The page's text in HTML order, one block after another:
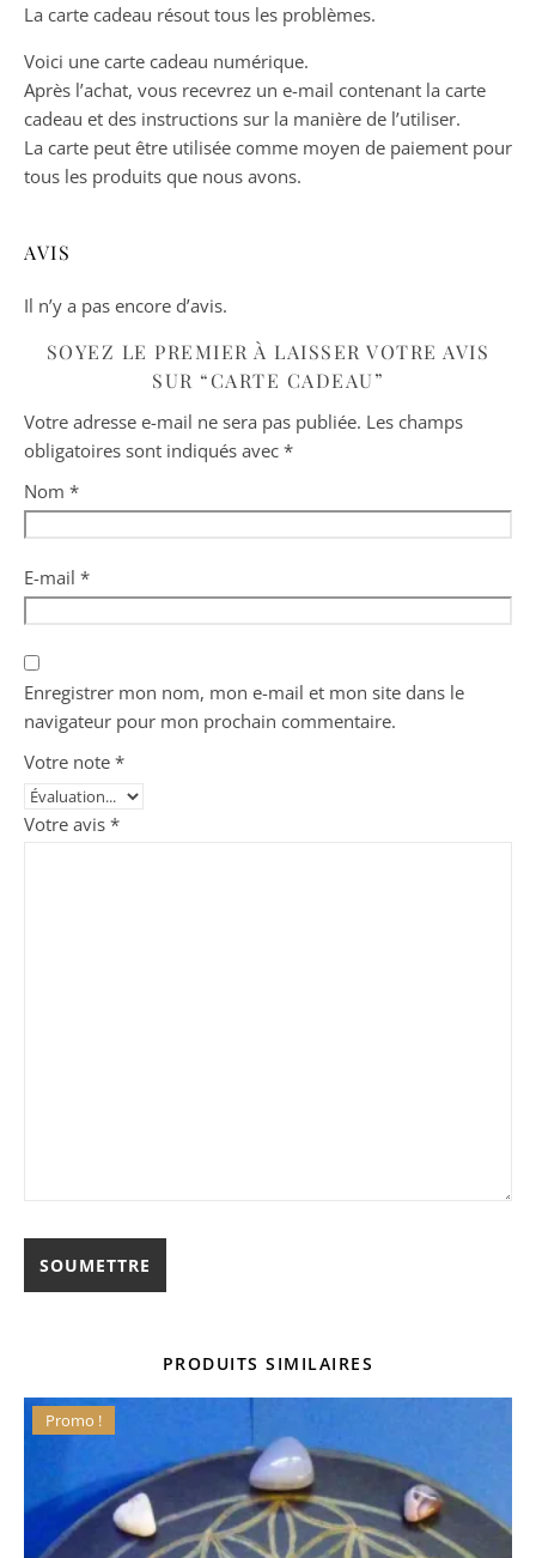
La carte cadeau résout tous les problèmes.
Voici une carte cadeau numérique.
Après l’achat, vous recevrez un e-mail contenant la carte
cadeau et des instructions sur la manière de l’utiliser.
La carte peut être utilisée comme moyen de paiement pour
tous les produits que nous avons.
AVIS
Il n’y a pas encore d’avis.
SOYEZ LE PREMIER À LAISSER VOTRE AVIS
SUR “CARTE CADEAU”
Votre adresse e-mail ne sera pas publiée. Les champs
obligatoires sont indiqués avec *
Nom *
E-mail *
Enregistrer mon nom, mon e-mail et mon site dans le
navigateur pour mon prochain commentaire.
Votre note *
Votre avis *
PRODUITS SIMILAIRES
Promo !